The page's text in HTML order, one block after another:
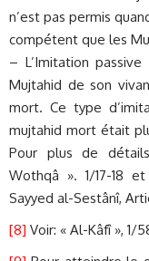
n’est pas permis
compétent que les
– L’Imitation
Mujtahid de son
mort. Ce type
mujtahid mort était
Pour plus de
Wothqâ ». 1/17-18
Sayyed al-Sestânî,
[8] Voir: « Al-Kâfî », 1/